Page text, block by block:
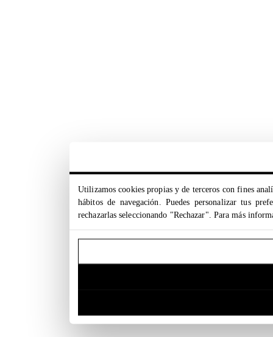
Utilizamos cookies propias y de terceros con fines
hábitos de navegación. Puedes personalizar tus
rechazarlas seleccionando "Rechazar". Para más